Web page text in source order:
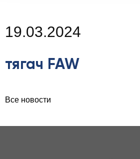
19.03.2024
тягач FAW
Все новости